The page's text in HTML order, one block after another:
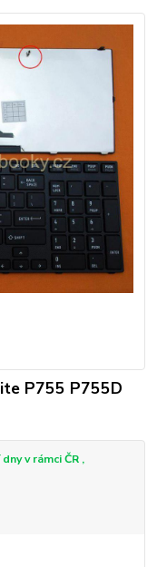
P755 P755D
v rámci ČR ,